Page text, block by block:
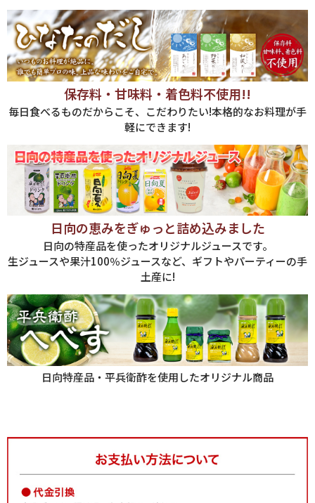
保存料・甘味料・着色料不使用!!
毎日食べるものだからこそ、こだわりたい!本格的なお料理が手
軽にできます!
日向の恵みをぎゅっと詰め込みました
日向の特産品を使ったオリジナルジュースです。
生ジュースや果汁100％ジュースなど、ギフトやパーティーの手
土産に!
日向特産品・平兵衛酢を使用したオリジナル商品